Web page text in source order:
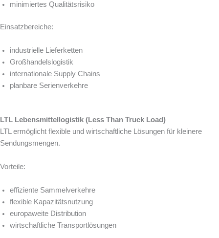
minimiertes Qualitätsrisiko
Einsatzbereiche:
industrielle Lieferketten
Großhandelslogistik
internationale Supply Chains
planbare Serienverkehre
LTL Lebensmittellogistik (Less Than Truck Load)
LTL ermöglicht flexible und wirtschaftliche Lösungen für kleinere
Sendungsmengen.
Vorteile:
effiziente Sammelverkehre
flexible Kapazitätsnutzung
europaweite Distribution
wirtschaftliche Transportlösungen